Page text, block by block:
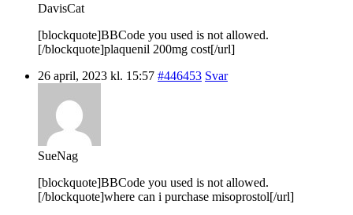
DavisCat
[blockquote]BBCode you used is not allowed.
[/blockquote]plaquenil 200mg cost[/url]
26 april, 2023 kl. 15:57 #446453 Svar
SueNag
[blockquote]BBCode you used is not allowed.
[/blockquote]where can i purchase misoprostol[/url]